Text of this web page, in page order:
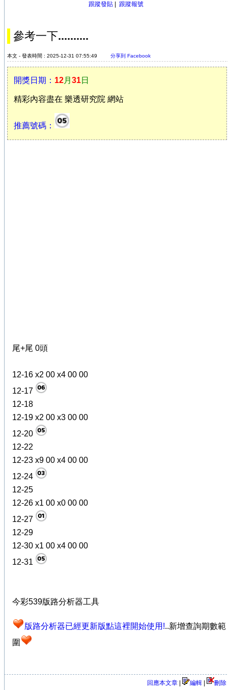
跟蹤發貼
跟蹤報號
參考一下..........
本文 - 發表時間 : 2025-12-31 07:55:49 分享到 Facebook
開獎日期： 12月 31日
精彩內容盡在 樂透研究院 網站
推薦號碼：
尾+尾 0頭
12-16 x2 00 x4 00 00
12-17
12-18
12-19 x2 00 x3 00 00
12-20
12-22
12-23 x9 00 x4 00 00
12-24
12-25
12-26 x1 00 x0 00 00
12-27
12-29
12-30 x1 00 x4 00 00
12-31
今彩539版路分析器工具
版路分析器已經更新版點這裡開始使用!..新增查詢期數範
圍
回應本文章 編輯 刪除